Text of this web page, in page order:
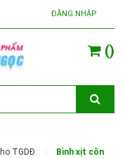
ĐĂNG NHẬP
()
TGDĐ
Bình xịt côn